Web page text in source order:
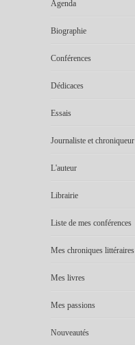
Agenda
Biographie
Conférences
Dédicaces
Essais
Journaliste et chroniqueur
L'auteur
Librairie
Liste de mes conférences
Mes chroniques littéraires
Mes livres
Mes passions
Nouveautés